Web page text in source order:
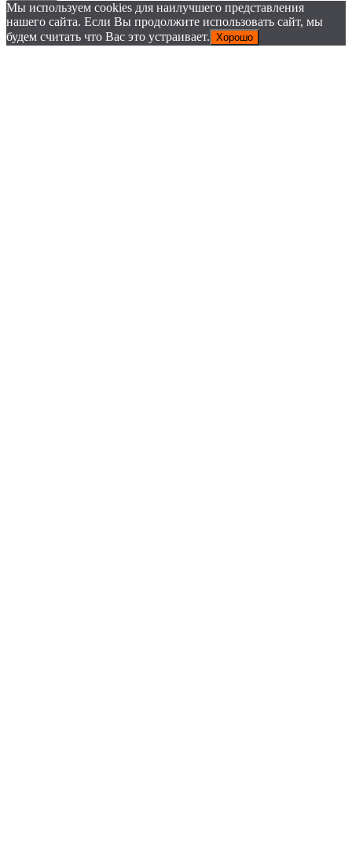
Мы используем cookies для наилучшего представления
нашего сайта. Если Вы продолжите использовать сайт, мы
будем считать что Вас это устраивает. Хорошо